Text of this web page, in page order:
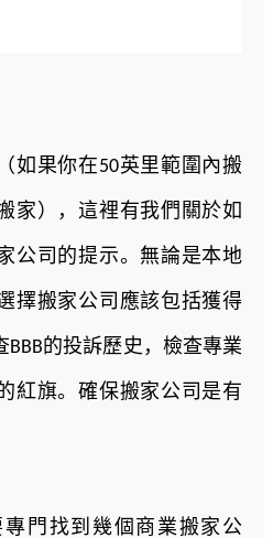
如果你在50英里範圍內搬
家），這裡有我們關於如
公司的提示。無論是本地
擇搬家公司應該包括獲得
的投訴歷史，檢查專業
紅旗。確保搬家公司是有
門找到幾個商業搬家公